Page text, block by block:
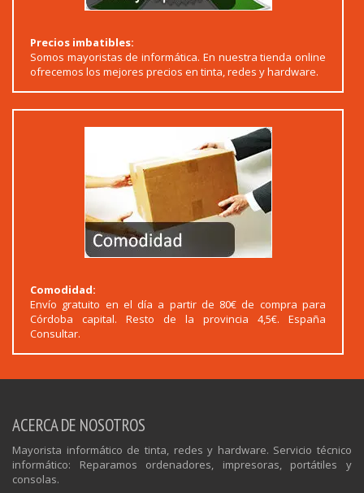
Precios imbatibles:
Somos mayoristas de informática. En nuestra tienda online
ofrecemos los mejores precios en tinta, redes y hardware.
Comodidad:
Envío gratuito en el día a partir de 80€ de compra para
Córdoba capital. Resto de la provincia 4,5€. España
Consultar.
ACERCA DE NOSOTROS
Mayorista informático de tinta, redes y hardware. Servicio técnico
informático: Reparamos ordenadores, impresoras, portátiles y
consolas.